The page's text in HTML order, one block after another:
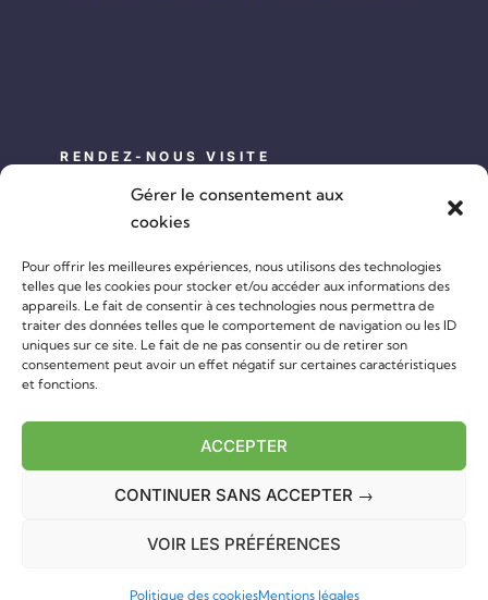
Gérer le consentement aux
cookies
Pour offrir les meilleures expériences, nous utilisons des technologies
telles que les cookies pour stocker et/ou accéder aux informations des
appareils. Le fait de consentir à ces technologies nous permettra de
traiter des données telles que le comportement de navigation ou les ID
uniques sur ce site. Le fait de ne pas consentir ou de retirer son
consentement peut avoir un effet négatif sur certaines caractéristiques
et fonctions.
ACCEPTER
CONTINUER SANS ACCEPTER →
VOIR LES PRÉFÉRENCES
Politique des cookiesMentions légales
RENDEZ-NOUS VISITE
Sousceyrac-en-Quercy 46190 (France)
Construire avec nous
SUIVEZ-NOUS
2026 CONSTRUIS TA NATURE |Mentions légales